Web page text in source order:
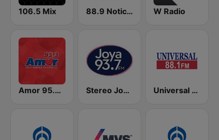
106.5 Mix 88.9 Noticias W Radio
Amor 95.3 FM Stereo Joya FM Universal 88.1 FM